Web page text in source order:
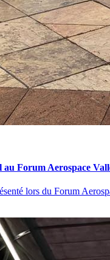
Forum Aerospace
lors du Forum